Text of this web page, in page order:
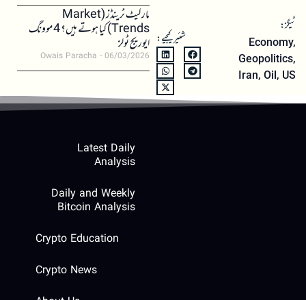
ٹیگز:
Economy,
Geopolitics,
Iran, Oil, US
شئیر کیجیے:
مارکیٹ ٹرینڈز (Market
Trends) کیا ہوتے ہیں؟ 4 موونگ
ایوریج ٹولز
Owais Paracha 06/03/2026
Latest Daily
Analysis
Daily and Weekly
Bitcoin Analysis
Crypto Education
Crypto News